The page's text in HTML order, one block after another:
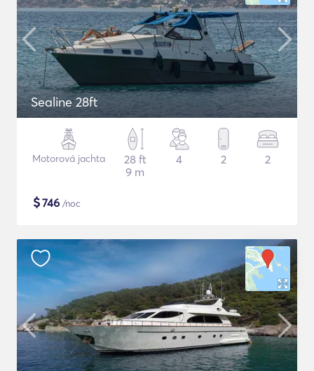
Sealine 28ft
Motorová jachta
28 ft
9 m
4 2 2
$746 /noc